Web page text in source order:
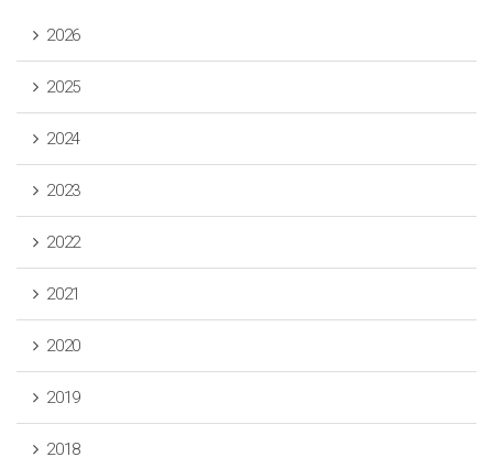
2026
2025
2024
2023
2022
2021
2020
2019
2018